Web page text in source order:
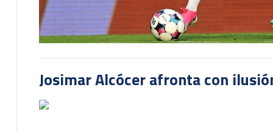
Josimar Alcócer afronta con